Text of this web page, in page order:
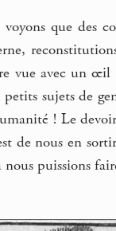
que des
vue avec un œil
petits sujets de
! Le
de nous en
nous puissions